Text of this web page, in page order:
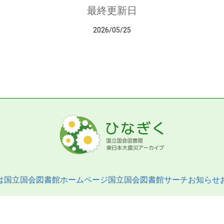
最終更新日
2026/05/25
国立国会図書館ホームページ国立国会図書館サーチお知らせ